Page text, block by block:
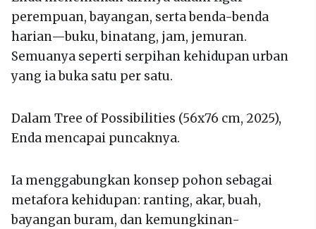
perempuan, bayangan, serta benda-benda
harian—buku, binatang, jam, jemuran.
Semuanya seperti serpihan kehidupan urban
yang ia buka satu per satu.
Dalam Tree of Possibilities (56x76 cm, 2025),
Enda mencapai puncaknya.
Ia menggabungkan konsep pohon sebagai
metafora kehidupan: ranting, akar, buah,
bayangan buram, dan kemungkinan-